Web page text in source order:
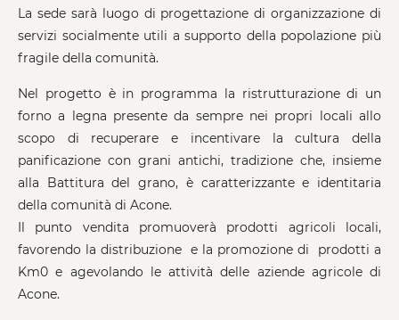
La sede sarà luogo di progettazione di organizzazione di
servizi socialmente utili a supporto della popolazione più
fragile della comunità.
Nel progetto è in programma la ristrutturazione di un
forno a legna presente da sempre nei propri locali allo
scopo di recuperare e incentivare la cultura della
panificazione con grani antichi, tradizione che, insieme
alla Battitura del grano, è caratterizzante e identitaria
della comunità di Acone.
Il punto vendita promuoverà prodotti agricoli locali,
favorendo la distribuzione e la promozione di prodotti a
Km0 e agevolando le attività delle aziende agricole di
Acone.